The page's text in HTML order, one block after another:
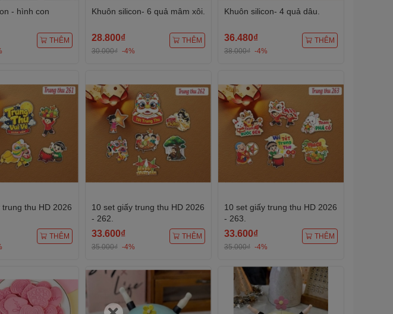
- hình con
THÊM
Khuôn silicon- 6 quả mâm xôi.
28.800₫
30.000₫ -4%
THÊM
Khuôn silicon- 4 quả dâu.
36.480₫
38.000₫ -4%
THÊM
trung thu HD 2026
THÊM
10 set giấy trung thu HD 2026
- 262.
33.600₫
35.000₫ -4%
THÊM
10 set giấy trung thu HD 2026
- 263.
33.600₫
35.000₫ -4%
THÊM